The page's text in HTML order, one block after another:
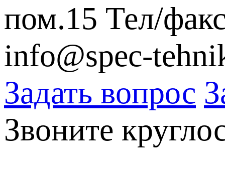
пом.15 Тел/
info@spec-
Задать вопрос
Звоните